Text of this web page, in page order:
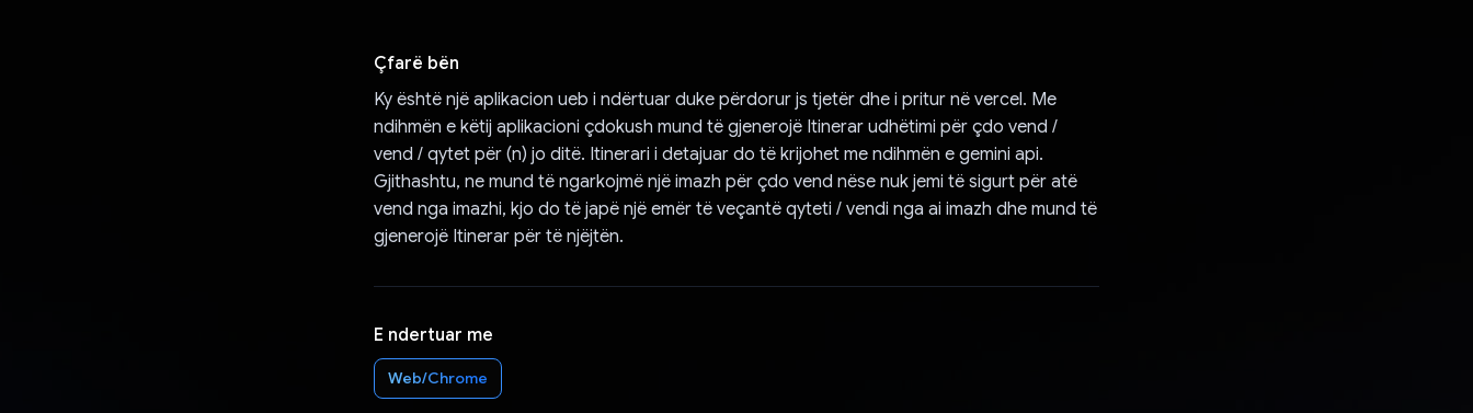
Çfarë bën
Ky është një aplikacion ueb i ndërtuar duke përdorur js tjetër dhe i pritur në vercel. Me
ndihmën e këtij aplikacioni çdokush mund të gjenerojë Itinerar udhëtimi për çdo vend /
vend / qytet për (n) jo ditë. Itinerari i detajuar do të krijohet me ndihmën e gemini api.
Gjithashtu, ne mund të ngarkojmë një imazh për çdo vend nëse nuk jemi të sigurt për atë
vend nga imazhi, kjo do të japë një emër të veçantë qyteti / vendi nga ai imazh dhe mund të
gjenerojë Itinerar për të njëjtën.
E ndertuar me
Web/Chrome